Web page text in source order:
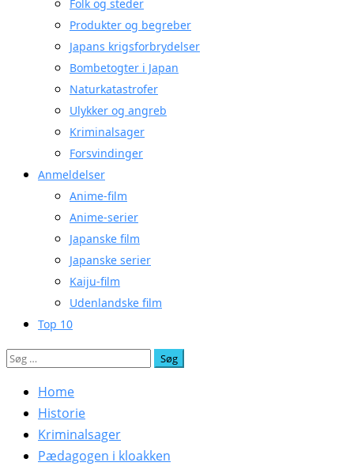
Folk og steder
Produkter og begreber
Japans krigsforbrydelser
Bombetogter i Japan
Naturkatastrofer
Ulykker og angreb
Kriminalsager
Forsvindinger
Anmeldelser
Anime-film
Anime-serier
Japanske film
Japanske serier
Kaiju-film
Udenlandske film
Top 10
Søg
Home
Historie
Kriminalsager
Pædagogen i kloakken